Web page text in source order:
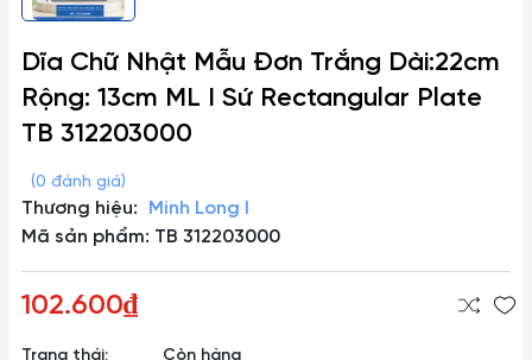
Dĩa Chữ Nhật Mẫu Đơn Trắng Dài:22cm
Rộng: 13cm ML I Sứ Rectangular Plate
TB 312203000
(0 đánh giá)
Thương hiệu:
Minh Long I
Mã sản phẩm: TB 312203000
102.600₫
Trạng thái: Còn hàng